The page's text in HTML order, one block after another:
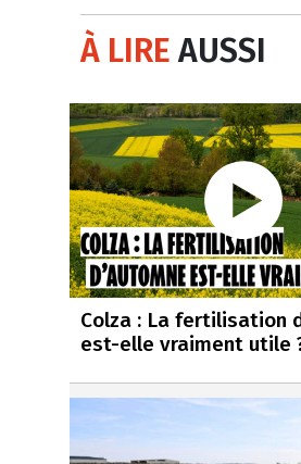
À LIREAUSSI
Colza : La fertilisation
est-elle vraiment utile